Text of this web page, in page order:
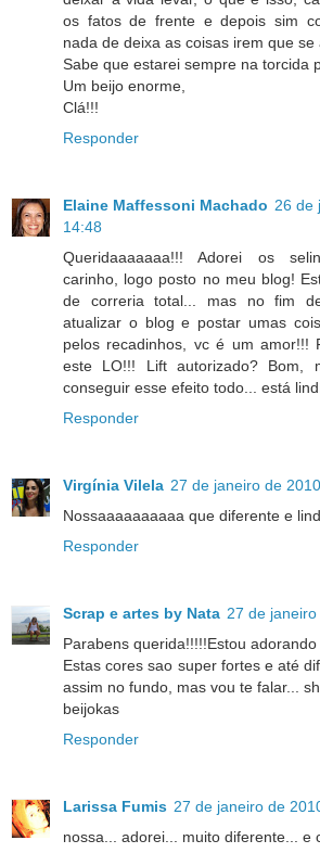
os fatos de frente e depois sim
nada de deixa as coisas irem que se
Sabe que estarei sempre na torcida
Um beijo enorme,
Clá!!!
Responder
Elaine Maffessoni Machado 26 de
14:48
Queridaaaaaaa!!! Adorei os
carinho, logo posto no meu blog!
de correria total... mas no fim
atualizar o blog e postar umas
pelos recadinhos, vc é um amor!!!
este LO!!! Lift autorizado? Bom,
conseguir esse efeito todo... está
Responder
Virgínia Vilela 27 de janeiro de
Nossaaaaaaaaaa que diferente e
Responder
Scrap e artes by Nata 27 de
Parabens querida!!!!!Estou
Estas cores sao super fortes e até
assim no fundo, mas vou te falar...
beijokas
Responder
Larissa Fumis 27 de janeiro de
nossa... adorei... muito diferente... e